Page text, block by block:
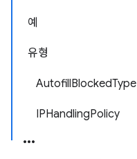
예
유형
AutofillBlockedType
IPHandlingPolicy